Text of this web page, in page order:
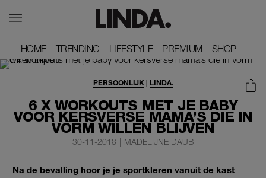
HOME
HOME TRENDING
TRENDING LIFESTYLE
LIFESTYLE PREMIUM
PREMIUM SHOP
SHOP
6 X WORKOUTS MET JE BABY
VOOR KERSVERSE MAMA’S DIE IN
VORM WILLEN BLIJVEN
PERSOONLIJK| LINDA.
30-11-2018 | MADELIJNE DAUB
Na de bevalling hoor je je sportkleren vanuit de kast